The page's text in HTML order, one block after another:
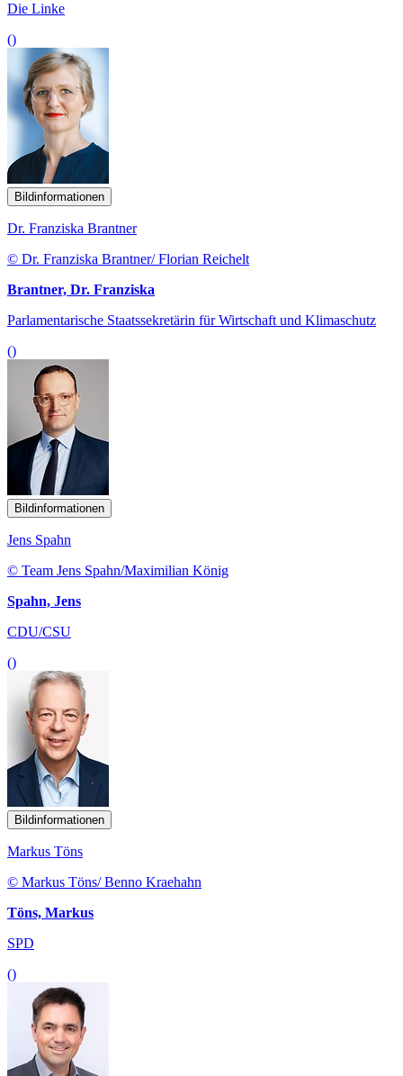
Die Linke
()
Bildinformationen
Dr. Franziska Brantner
© Dr. Franziska Brantner/ Florian Reichelt
Brantner, Dr. Franziska
Parlamentarische Staatssekretärin für Wirtschaft und Klimaschutz
()
Bildinformationen
Jens Spahn
© Team Jens Spahn/Maximilian König
Spahn, Jens
CDU/CSU
()
Bildinformationen
Markus Töns
© Markus Töns/ Benno Kraehahn
Töns, Markus
SPD
()